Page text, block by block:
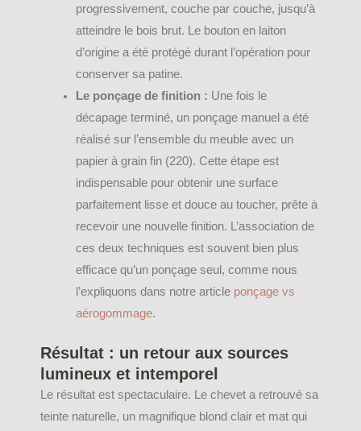
progressivement, couche par couche, jusqu’à
atteindre le bois brut. Le bouton en laiton
d’origine a été protégé durant l’opération pour
conserver sa patine.
Le ponçage de finition : Une fois le
décapage terminé, un ponçage manuel a été
réalisé sur l’ensemble du meuble avec un
papier à grain fin (220). Cette étape est
indispensable pour obtenir une surface
parfaitement lisse et douce au toucher, prête à
recevoir une nouvelle finition. L’association de
ces deux techniques est souvent bien plus
efficace qu’un ponçage seul, comme nous
l’expliquons dans notre article ponçage vs
aérogommage.
Résultat : un retour aux sources
lumineux et intemporel
Le résultat est spectaculaire. Le chevet a retrouvé sa
teinte naturelle, un magnifique blond clair et mat qui